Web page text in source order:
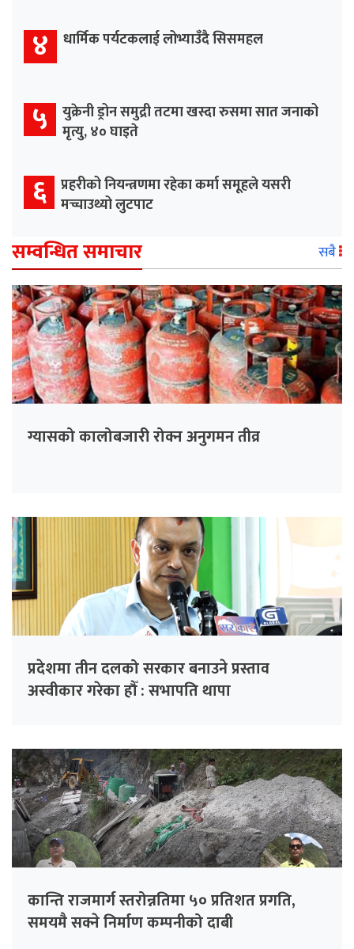
४ धार्मिक पर्यटकलाई लोभ्याउँदै सिसमहल
५ युक्रेनी ड्रोन समुद्री तटमा खस्दा रुसमा सात जनाको
मृत्यु, ४० घाइते
६ प्रहरीको नियन्त्रणमा रहेका कर्मा समूहले यसरी
मच्चाउथ्यो लुटपाट
सम्वन्धित समाचार सबै
ग्यासको कालोबजारी रोक्न अनुगमन तीव्र
प्रदेशमा तीन दलको सरकार बनाउने प्रस्ताव
अस्वीकार गरेका हौँ : सभापति थापा
कान्ति राजमार्ग स्तरोन्नतिमा ५० प्रतिशत प्रगति,
समयमै सक्ने निर्माण कम्पनीको दाबी